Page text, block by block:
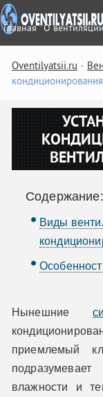
Главная О вентиляции
Oventilyatsii.ru
Содержание:
Виды
Нынешние
приемлемый
влажности и